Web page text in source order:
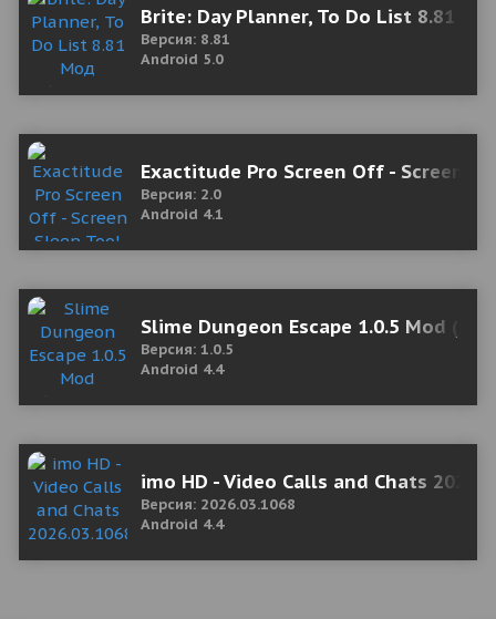
Brite: Day Planner, To Do List 8.81
Версия: 8.81
Android 5.0
Exactitude Pro Screen Off - Screen
Версия: 2.0
Android 4.1
Slime Dungeon Escape 1.0.5 Mod
Версия: 1.0.5
Android 4.4
imo HD - Video Calls and Chats
Версия: 2026.03.1068
Android 4.4